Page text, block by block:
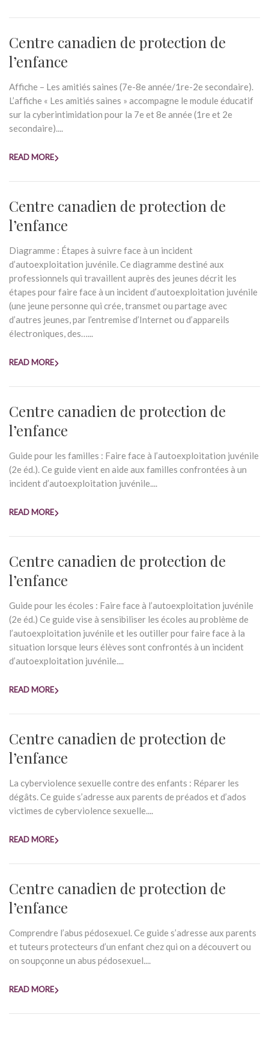
Centre canadien de protection de
l’enfance
Affiche – Les amitiés saines (7e-8e année/1re-2e secondaire).
L’affiche « Les amitiés saines » accompagne le module éducatif
sur la cyberintimidation pour la 7e et 8e année (1re et 2e
secondaire)....
READ MORE
Centre canadien de protection de
l’enfance
Diagramme : Étapes à suivre face à un incident
d’autoexploitation juvénile. Ce diagramme destiné aux
professionnels qui travaillent auprès des jeunes décrit les
étapes pour faire face à un incident d’autoexploitation juvénile
(une jeune personne qui crée, transmet ou partage avec
d’autres jeunes, par l’entremise d’Internet ou d’appareils
électroniques, des…...
READ MORE
Centre canadien de protection de
l’enfance
Guide pour les familles : Faire face à l’autoexploitation juvénile
(2e éd.). Ce guide vient en aide aux familles confrontées à un
incident d’autoexploitation juvénile....
READ MORE
Centre canadien de protection de
l’enfance
Guide pour les écoles : Faire face à l’autoexploitation juvénile
(2e éd.) Ce guide vise à sensibiliser les écoles au problème de
l’autoexploitation juvénile et les outiller pour faire face à la
situation lorsque leurs élèves sont confrontés à un incident
d’autoexploitation juvénile....
READ MORE
Centre canadien de protection de
l’enfance
La cyberviolence sexuelle contre des enfants : Réparer les
dégâts. Ce guide s’adresse aux parents de préados et d’ados
victimes de cyberviolence sexuelle....
READ MORE
Centre canadien de protection de
l’enfance
Comprendre l’abus pédosexuel. Ce guide s’adresse aux parents
et tuteurs protecteurs d’un enfant chez qui on a découvert ou
on soupçonne un abus pédosexuel....
READ MORE